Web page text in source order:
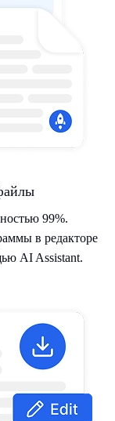
99%.
в редакторе
AI Assistant.